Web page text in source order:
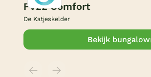
FV22 Comfort
De Katjeskelder
Bekijk bungalow